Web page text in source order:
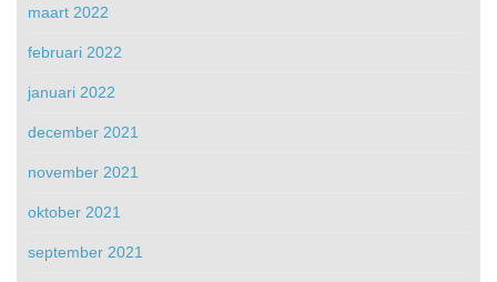
maart 2022
februari 2022
januari 2022
december 2021
november 2021
oktober 2021
september 2021